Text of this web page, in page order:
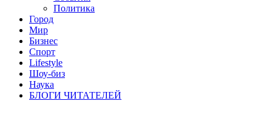
Политика
Город
Мир
Бизнес
Спорт
Lifestyle
Шоу-биз
Наука
БЛОГИ ЧИТАТЕЛЕЙ